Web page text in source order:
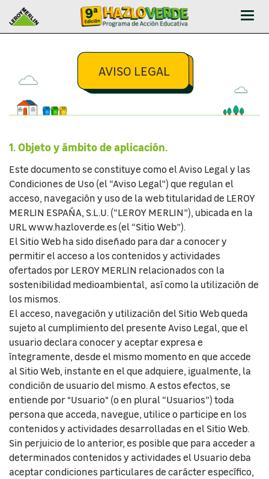
Abrir
AVISO LEGAL
1. Objeto y ámbito de aplicación.
Este documento se constituye como el Aviso Legal y las
Condiciones de Uso (el “Aviso Legal”) que regulan el
acceso, navegación y uso de la web titularidad de LEROY
MERLIN ESPAÑA, S.L.U. (“LEROY MERLIN”), ubicada en la
URL www.hazloverde.es (el “Sitio Web”).
El Sitio Web ha sido diseñado para dar a conocer y
permitir el acceso a los contenidos y actividades
ofertados por LEROY MERLIN relacionados con la
sostenibilidad medioambiental, así como la utilización de
los mismos.
El acceso, navegación y utilización del Sitio Web queda
sujeto al cumplimiento del presente Aviso Legal, que el
usuario declara conocer y aceptar expresa e
íntegramente, desde el mismo momento en que accede
al Sitio Web, instante en el que adquiere, igualmente, la
condición de usuario del mismo. A estos efectos, se
entiende por "Usuario" (o en plural “Usuarios”) toda
persona que acceda, navegue, utilice o participe en los
contenidos y actividades desarrolladas en el Sitio Web.
Sin perjuicio de lo anterior, es posible que para acceder a
determinados contenidos y actividades el Usuario deba
aceptar condiciones particulares de carácter específico,